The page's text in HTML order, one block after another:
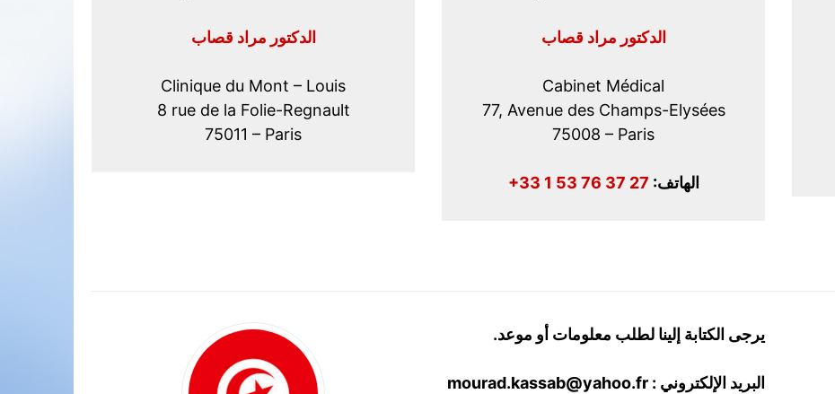
الدكتور مراد قصاب
Clinique du Mont – Louis
8 rue de la Folie-Regnault
75011 – Paris
الدكتور مراد قصاب
Cabinet Médical
77, Avenue des Champs-Elysées
75008 – Paris
+33 1 53 76 37 27 :الهاتف
يرجى الكتابة إلينا لطلب معلومات أو موعد.
البريد الإلكتروني : mourad.kassab@yahoo.fr